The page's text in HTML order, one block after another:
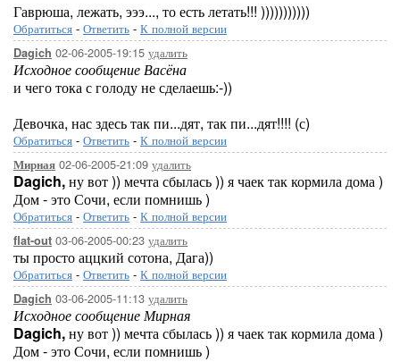
Гаврюша, лежать, эээ..., то есть летать!!! )))))))))))
Обратиться - Ответить - К полной версии
Dagich 02-06-2005-19:15 удалить
Исходное сообщение Васёна
и чего тока с голоду не сделаешь:-))
Девочка, нас здесь так пи...дят, так пи...дят!!!! (с)
Обратиться - Ответить - К полной версии
Мирная 02-06-2005-21:09 удалить
Dagich,ну вот )) мечта сбылась )) я чаек так кормила дома )
Дом - это Сочи, если помнишь )
Обратиться - Ответить - К полной версии
flat-out 03-06-2005-00:23 удалить
ты просто аццкий сотона, Дага))
Обратиться - Ответить - К полной версии
Dagich 03-06-2005-11:13 удалить
Исходное сообщение Мирная
Dagich,ну вот )) мечта сбылась )) я чаек так кормила дома )
Дом - это Сочи, если помнишь )